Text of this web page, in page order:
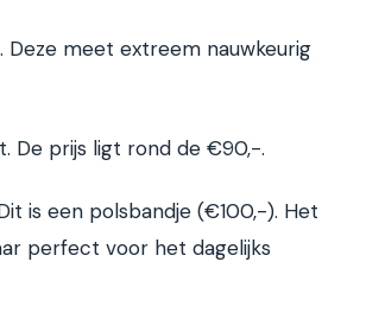
Deze meet extreem nauwkeurig
De prijs ligt rond de €90,-.
is een polsbandje (€100,-). Het
perfect voor het dagelijks